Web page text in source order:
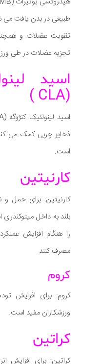
تقویت عضلات و
تجزیه عضلات در طی
اسید
(CLA )
ذخایر چربی کمک می
است.
کارنیتین
کارنیتین: برای حمل
بلند به داخل
را هنگام افزایش
مصرف کنند.
کروم
کروم: برای افزایش
ورزشکاران مفید است.
کراتین
کراتین: برای افزایش